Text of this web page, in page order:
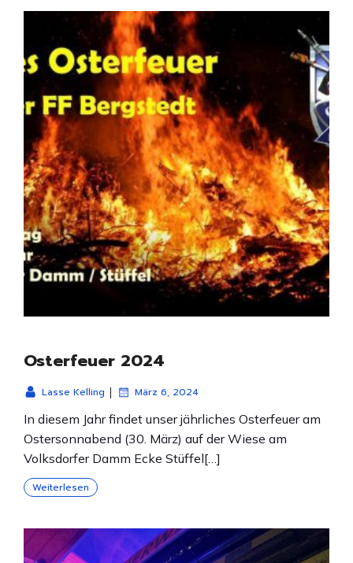
Osterfeuer 2024
Lasse Kelling | März 6, 2024
In diesem Jahr findet unser jährliches Osterfeuer am
Ostersonnabend (30. März) auf der Wiese am
Volksdorfer Damm Ecke Stüffel[…]
Weiterlesen